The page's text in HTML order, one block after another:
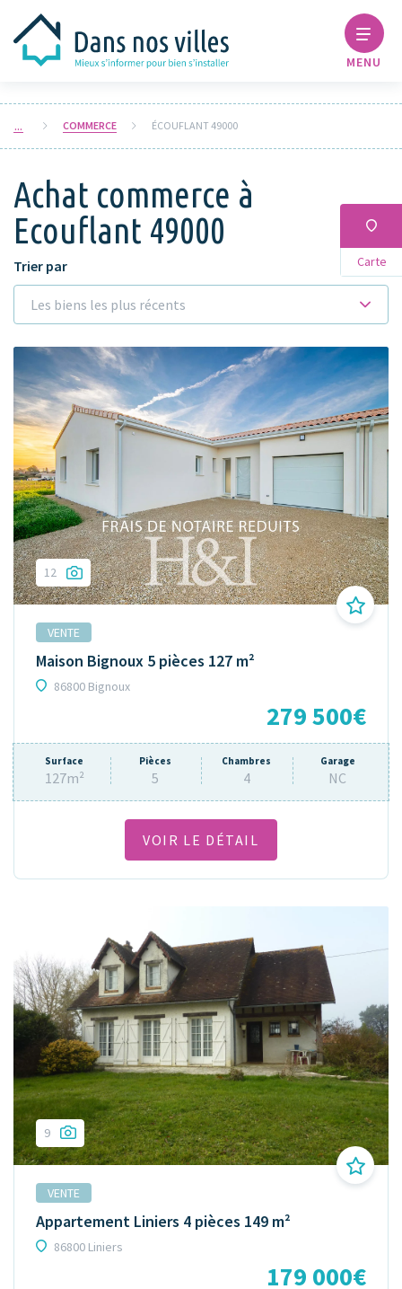
MENU
COMMERCE ÉCOUFLANT 49000
Achat commerce à
Ecouflant 49000
Carte
Trier par
Les biens les plus récents
12
VENTE
Maison Bignoux 5 pièces 127 m²
86800 Bignoux
279 500€
Surface
127m²
Pièces
5
Chambres
4
Garage
NC
VOIR LE DÉTAIL
9
VENTE
Appartement Liniers 4 pièces 149 m²
86800 Liniers
179 000€